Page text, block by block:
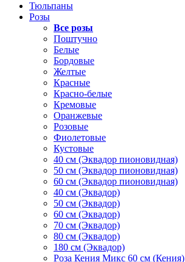
Тюльпаны
Розы
Все розы
Поштучно
Белые
Бордовые
Желтые
Красные
Красно-белые
Кремовые
Оранжевые
Розовые
Фиолетовые
Кустовые
40 см (Эквадор пионовидная)
50 см (Эквадор пионовидная)
60 см (Эквадор пионовидная)
40 см (Эквадор)
50 см (Эквадор)
60 см (Эквадор)
70 см (Эквадор)
80 см (Эквадор)
180 см (Эквадор)
Роза Кения Микс 60 см (Кения)